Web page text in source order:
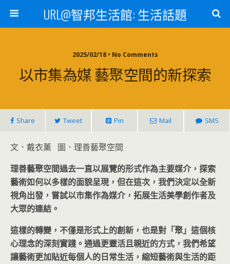
URL@智邦生活館: 生活話題
2025/02/18 • No Comments
以市集為媒 藝聚空間的新探索
Share Tweet Pin Mail SMS
文．戴衣薰 圖．理善藝聚空間
理善藝聚空間過去一直以展覽的形式作為主要媒介，探索
藝術如何以多樣的面貌呈現，但在這次，我們決定以全新
視角出發，嘗試以市集作為媒介，拓展生活美學創作者及
大眾的連結。
這樣的轉變，不僅是形式上的創新，也是對「聚」這個核
心理念的深刻實踐。通過更靈活且親近的方式，我們希望
讓藝術更加貼近每個人的日常生活，縮短藝術與生活的距